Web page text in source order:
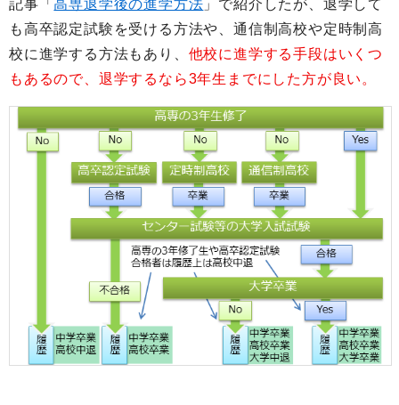
記事「高専退学後の進学方法 」で紹介したが、退学して
も高卒認定試験を受ける方法や、通信制高校や定時制高
校に進学する方法もあり、 他校に進学する手段はいくつ
もあるので、退学するなら3年生までにした方が良い。